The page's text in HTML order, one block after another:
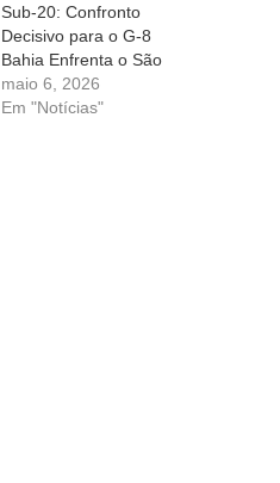
Sub-20: Confronto
Decisivo para o G-8
Bahia Enfrenta o São
Paulo no Brasileirão Sub-
20: Confronto Decisivo
maio 6, 2026
Em "Notícias"